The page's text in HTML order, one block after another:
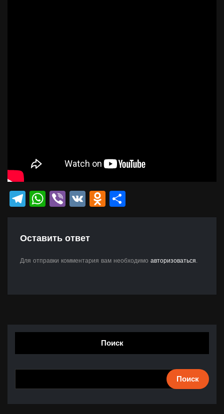
Telegram
WhatsApp
Viber
VK Odnoklassniki
Оставить ответ
Для отправки комментария вам необходимо авторизоваться.
Поиск
Поиск